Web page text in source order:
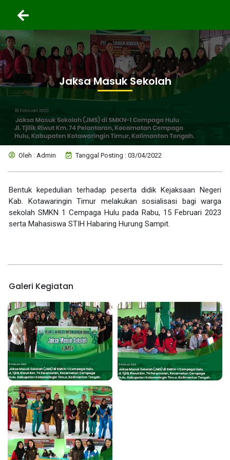
Jaksa Masuk Sekolah
Oleh : Admin Tanggal Posting : 03/04/2022
Bentuk kepedulian terhadap peserta didik Kejaksaan Negeri
Kab. Kotawaringin Timur melakukan sosialisasi bagi warga
sekolah SMKN 1 Cempaga Hulu pada Rabu, 15 Februari 2023
serta Mahasiswa STIH Habaring Hurung Sampit.
Galeri Kegiatan